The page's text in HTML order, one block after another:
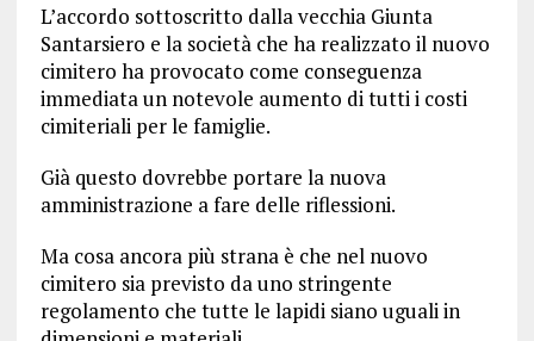
L’accordo sottoscritto dalla vecchia Giunta
Santarsiero e la società che ha realizzato il nuovo
cimitero ha provocato come conseguenza
immediata un notevole aumento di tutti i costi
cimiteriali per le famiglie.
Già questo dovrebbe portare la nuova
amministrazione a fare delle riflessioni.
Ma cosa ancora più strana è che nel nuovo
cimitero sia previsto da uno stringente
regolamento che tutte le lapidi siano uguali in